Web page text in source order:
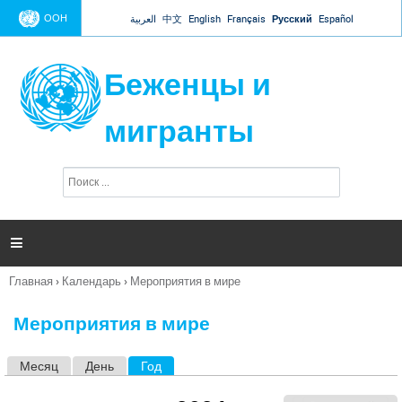
Jump to navigation
ООН العربية 中文 English Français Русский Español
Беженцы и
мигранты
п
и

Вы
Главная › Календарь › Мероприятия в мире
Мероприятия в мире
Месяц День Год